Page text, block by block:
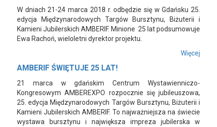
W dniach 21-24 marca 2018 r. odbędzie się w Gdańsku 25.
edycja Międzynarodowych Targów Bursztynu, Biżuterii i
Kamieni Jubilerskich AMBERIF. Minione 25 lat podsumowuje
Ewa Rachoń, wieloletni dyrektor projektu.
Więcej
AMBERIF ŚWIĘTUJE 25 LAT!
21 marca w gdańskim Centrum Wystawienniczo-
Kongresowym AMBEREXPO rozpocznie się jubileuszowa,
25. edycja Międzynarodowych Targów Bursztynu, Biżuterii i
Kamieni Jubilerskich AMBERIF. To najważniejsza na świecie
wystawa bursztynu i największa impreza jubilerska w